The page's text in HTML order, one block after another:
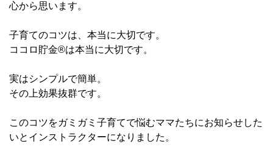
心から思います。
子育てのコツは、本当に大切です。
ココロ貯金®︎は本当に大切です。
実はシンプルで簡単。
その上効果抜群です。
このコツをガミガミ子育てで悩むママたちにお知らせした
いとインストラクターになりました。